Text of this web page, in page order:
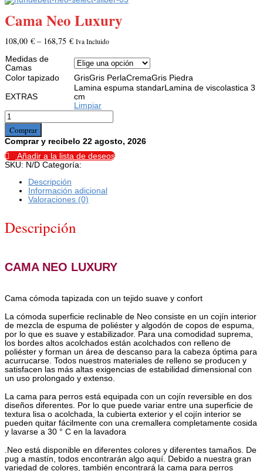
Cama Neo Luxury
108,00 € – 168,75 € Iva Incluido
Medidas de
Camas
Color tapizado
GrisGris PerlaCremaGris Piedra
EXTRAS
Lamina espuma standarLamina de viscolastica 3
cm
Limpiar
Cama
Neo
Luxury
cantidad
Comprar
Comprar y recibelo 22 agosto, 2026
Añadir a la lista de deseos
SKU: N/D Categoría:
Descripción
Información adicional
Valoraciones (0)
Descripción
CAMA NEO LUXURY
Cama cómoda tapizada con un tejido suave y confort
La cómoda superficie reclinable de Neo consiste en un cojín interior
de mezcla de espuma de poliéster y algodón de copos de espuma,
por lo que es suave y estabilizador. Para una comodidad suprema,
los bordes altos acolchados están acolchados con relleno de
poliéster y forman un área de descanso para la cabeza óptima para
acurrucarse. Todos nuestros materiales de relleno se producen y
satisfacen las más altas exigencias de estabilidad dimensional con
un uso prolongado y extenso.
La cama para perros está equipada con un cojín reversible en dos
diseños diferentes. Por lo que puede variar entre una superficie de
textura lisa o acolchada, la cubierta exterior y el cojín interior se
pueden quitar fácilmente con una cremallera completamente cosida
y lavarse a 30 ° C en la lavadora
.Neo está disponible en diferentes colores y diferentes tamaños. De
pug a mastín, todos encontrarán algo aquí. Debido a nuestra gran
variedad de colores, también encontrará la cama para perros